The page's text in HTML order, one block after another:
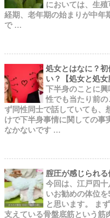
においては、生
経期、老年期の始まりが中
で …
処女とはなに？
い？【処女と処女
下半身のことに
性でも当たり前
ず同性同士で話していても、
けで下半身事情に関しての事
なかないです …
腟圧が感じられ
今回は、江戸四
いお勧めの体位
と思います。 ま
支えている骨盤底筋という筋